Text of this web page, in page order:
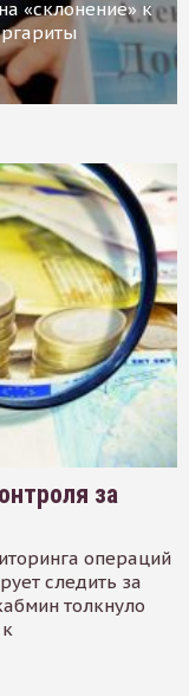
«склонение» к
за
операций
следить за
толкнуло